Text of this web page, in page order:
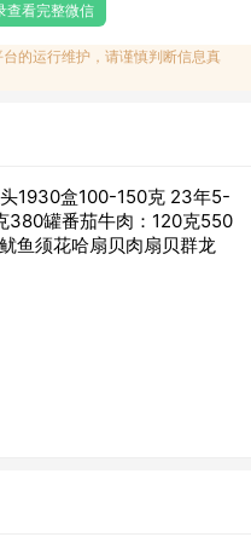
查看完整微信
的运行维护，请谨慎判断信息真
1930盒100-150克 23年5-
380罐番茄牛肉：120克550
鱼须花哈扇贝肉扇贝群龙